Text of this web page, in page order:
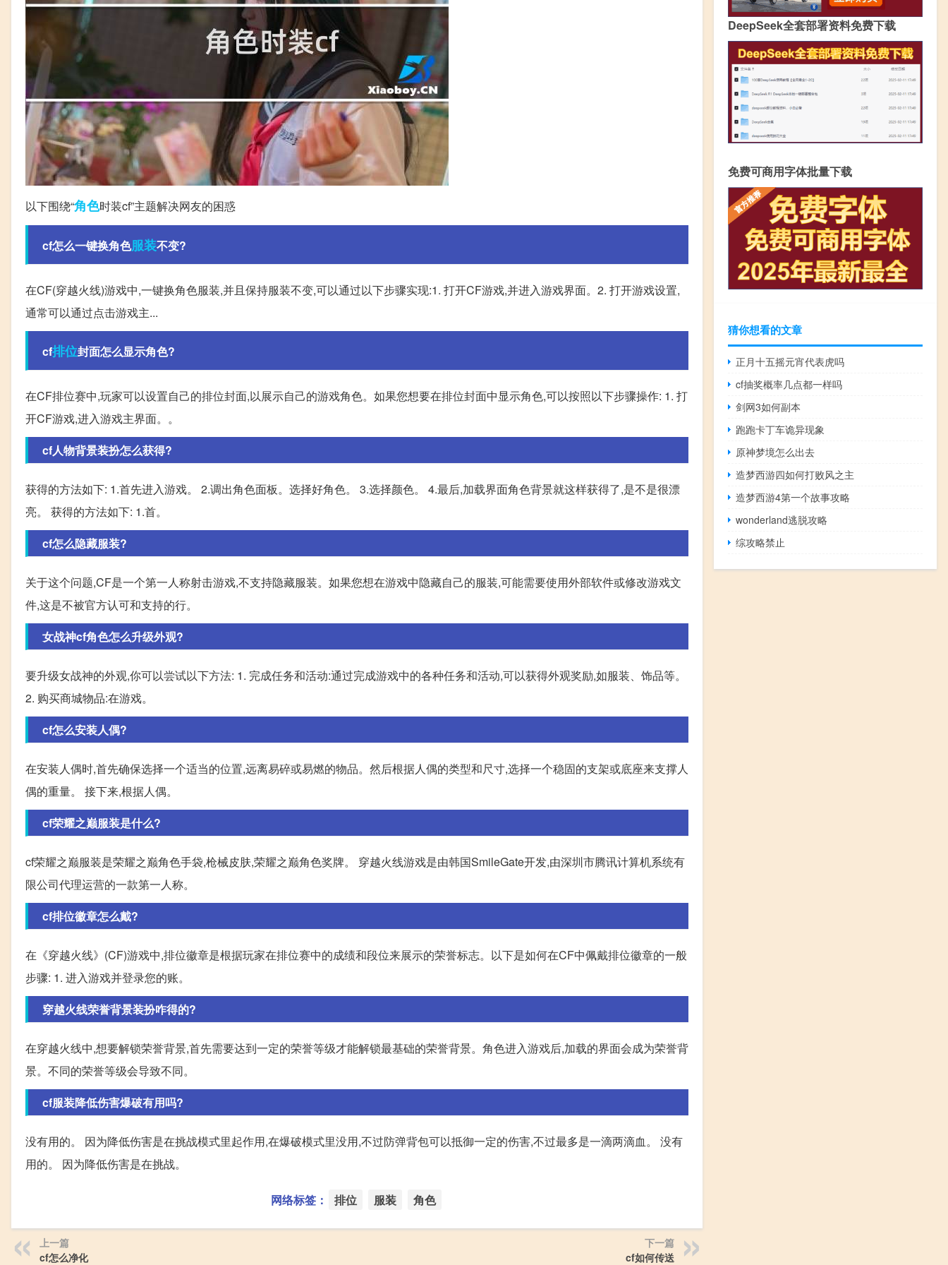
以下围绕“角色时装cf”主题解决网友的困惑
cf怎么一键换角色服装不变?
在CF(穿越火线)游戏中,一键换角色服装,并且保持服装不变,可以通过以下步骤实现:1. 打开CF游戏,并进入游戏界面。2. 打开游戏设置,
通常可以通过点击游戏主...
cf排位封面怎么显示角色?
在CF排位赛中,玩家可以设置自己的排位封面,以展示自己的游戏角色。如果您想要在排位封面中显示角色,可以按照以下步骤操作: 1. 打
开CF游戏,进入游戏主界面。。
cf人物背景装扮怎么获得?
获得的方法如下: 1.首先进入游戏。 2.调出角色面板。选择好角色。 3.选择颜色。 4.最后,加载界面角色背景就这样获得了,是不是很漂
亮。 获得的方法如下: 1.首。
cf怎么隐藏服装?
关于这个问题,CF是一个第一人称射击游戏,不支持隐藏服装。如果您想在游戏中隐藏自己的服装,可能需要使用外部软件或修改游戏文
件,这是不被官方认可和支持的行。
女战神cf角色怎么升级外观?
要升级女战神的外观,你可以尝试以下方法: 1. 完成任务和活动:通过完成游戏中的各种任务和活动,可以获得外观奖励,如服装、饰品等。
2. 购买商城物品:在游戏。
cf怎么安装人偶?
在安装人偶时,首先确保选择一个适当的位置,远离易碎或易燃的物品。然后根据人偶的类型和尺寸,选择一个稳固的支架或底座来支撑人
偶的重量。 接下来,根据人偶。
cf荣耀之巅服装是什么?
cf荣耀之巅服装是荣耀之巅角色手袋,枪械皮肤,荣耀之巅角色奖牌。 穿越火线游戏是由韩国SmileGate开发,由深圳市腾讯计算机系统有
限公司代理运营的一款第一人称。
cf排位徽章怎么戴?
在《穿越火线》(CF)游戏中,排位徽章是根据玩家在排位赛中的成绩和段位来展示的荣誉标志。以下是如何在CF中佩戴排位徽章的一般
步骤: 1. 进入游戏并登录您的账。
穿越火线荣誉背景装扮咋得的?
在穿越火线中,想要解锁荣誉背景,首先需要达到一定的荣誉等级才能解锁最基础的荣誉背景。角色进入游戏后,加载的界面会成为荣誉背
景。不同的荣誉等级会导致不同。
cf服装降低伤害爆破有用吗?
没有用的。 因为降低伤害是在挑战模式里起作用,在爆破模式里没用,不过防弹背包可以抵御一定的伤害,不过最多是一滴两滴血。 没有
用的。 因为降低伤害是在挑战。
网络标签： 排位 服装 角色
上一篇
cf怎么净化
下一篇
cf如何传送
DeepSeek全套部署资料免费下载
免费可商用字体批量下载
猜你想看的文章
正月十五摇元宵代表虎吗
cf抽奖概率几点都一样吗
剑网3如何副本
跑跑卡丁车诡异现象
原神梦境怎么出去
造梦西游四如何打败风之主
造梦西游4第一个故事攻略
wonderland逃脱攻略
综攻略禁止